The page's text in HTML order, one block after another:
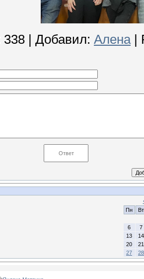
338 | Добавил: Алена |
Пн
Вт
6
7
13
14
20
21
27
28